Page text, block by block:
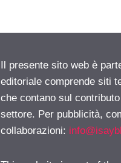
Il presente sito web è
editoriale comprende siti
che contano sul
settore. Per pubblicità,
collaborazioni: